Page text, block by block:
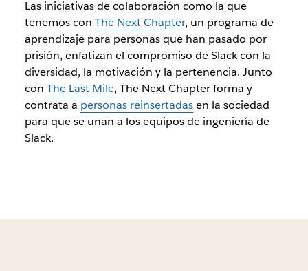
Las iniciativas de colaboración como la que
tenemos con The Next Chapter, un programa de
aprendizaje para personas que han pasado por
prisión, enfatizan el compromiso de Slack con la
diversidad, la motivación y la pertenencia. Junto
con The Last Mile, The Next Chapter forma y
contrata a personas reinsertadasen la sociedad
para que se unan a los equipos de ingeniería de
Slack.